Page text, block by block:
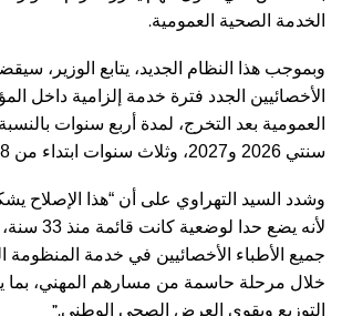
الخدمة الصحية العمومية.
وبموجب هذا النظام الجديد، يتابع الوزير،
الأخصائيين الجدد فترة خدمة إلزامية داخل
العمومية بعد التخرج، لمدة أربع سنوات
سنتي 2026 و2027، وثلاث سنوات ابتداء من 2028
وشدد السيد التهراوي على أن “هذا الإصلاح
لأنه يضع حدا
جميع الأطباء الأخصائيين في خدمة المنظومة
خلال مرحلة حاسمة من مسارهم المهني، بما
التوزيع ويقوي العرض الصحي الوطني